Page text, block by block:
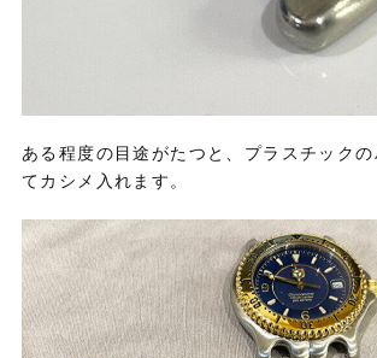
ある程度の目途がたつと、プラスチック
てカシメ入れます。